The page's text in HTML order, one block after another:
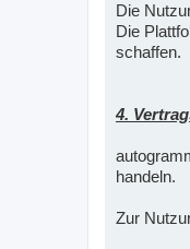
Die
Die
schaffen.
4.
handeln.
Zur